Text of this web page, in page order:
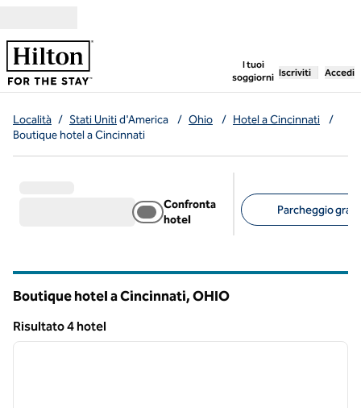
I tuoi
soggiorni
, apre una
Iscriviti Accedi
Località / Stati Unitid'America / Ohio / Hotel a Cincinnati
/
Boutique hotel a Cincinnati
Confronta
hotel
Parcheggio
Boutique hotel a Cincinnati,OHIO
Risultato 4 hotel
Risultato 4 hotel
1 di 12